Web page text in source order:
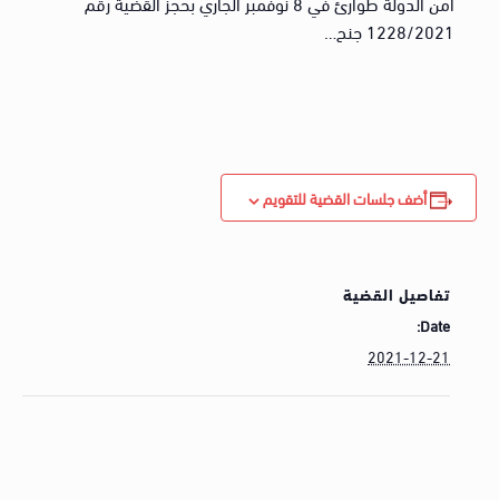
1228/2021 جنح…
أضف جلسات القضية للتقويم
تفاصيل القضية
Date:
2021-12-21